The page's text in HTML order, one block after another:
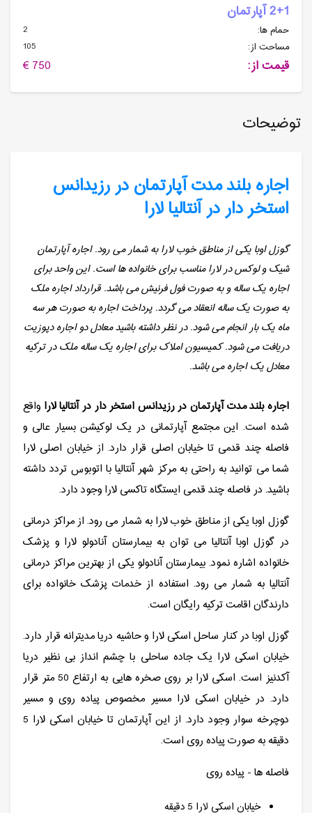
2+1 آپارتمان
حمام ها:
2
مساحت از:
105
قیمت از: 750 €
توضیحات
اجاره بلند مدت آپارتمان در رزیدانس
استخر دار در آنتالیا لارا
گوزل اوبا یکی از مناطق خوب لارا به شمار می رود. اجاره آپارتمان
شیک و لوکس در لارا مناسب برای خانواده ها است. این واحد برای
اجاره یک ساله و به صورت فول فرنیش می باشد. قرارداد اجاره ملک
به صورت یک ساله انعقاد می گردد. پرداخت اجاره به صورت هر سه
ماه یک بار انجام می شود. در نظر داشته باشید معادل دو اجاره دپوزیت
دریافت می شود. کمیسیون املاک برای اجاره یک ساله ملک در ترکیه
معادل یک اجاره می باشد.
اجاره بلند مدت آپارتمان در رزیدانس استخر دار در آنتالیا لارا واقع
شده است. این مجتمع آپارتمانی در یک لوکیشن بسیار عالی و
فاصله چند قدمی تا خیابان اصلی قرار دارد. از خیابان اصلی لارا
شما می توانید به راحتی به مرکز شهر آنتالیا با اتوبوس تردد داشته
باشید. در فاصله چند قدمی ایستگاه تاکسی لارا وجود دارد.
گوزل اوبا یکی از مناطق خوب لارا به شمار می رود. از مراکز درمانی
در گوزل اوبا آنتالیا می توان به بیمارستان آنادولو لارا و پزشک
خانواده اشاره نمود. بیمارستان آنادولو یکی از بهترین مراکز درمانی
آنتالیا به شمار می رود. استفاده از خدمات پزشک خانواده برای
دارندگان اقامت ترکیه رایگان است.
گوزل اوبا در کنار ساحل اسکی لارا و حاشیه دریا مدیترانه قرار دارد.
خیابان اسکی لارا یک جاده ساحلی با چشم انداز بی نظیر دریا
آکدنیز است. اسکی لارا بر روی صخره هایی به ارتفاع 50 متر قرار
دارد. در خیابان اسکی لارا مسیر مخصوص پیاده روی و مسیر
دوچرخه سوار وجود دارد. از این آپارتمان تا خیابان اسکی لارا 5
دقیقه به صورت پیاده روی است.
فاصله ها - پیاده روی
خیابان اسکی لارا 5 دقیقه